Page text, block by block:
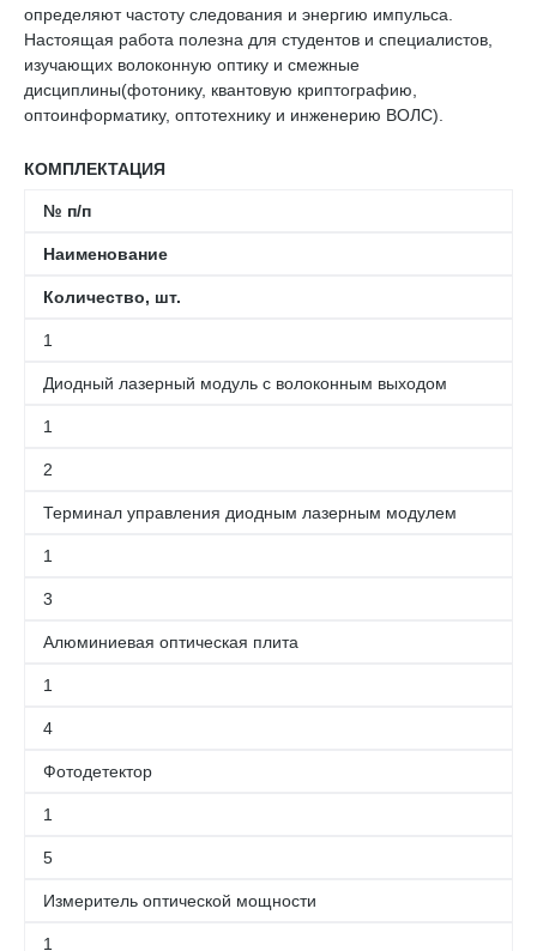
определяют частоту следования и энергию импульса.
Настоящая работа полезна для студентов и специалистов,
изучающих волоконную оптику и смежные
дисциплины(фотонику, квантовую криптографию,
оптоинформатику, оптотехнику и инженерию ВОЛС).
КОМПЛЕКТАЦИЯ
№ п/п
Наименование
Количество, шт.
1
Диодный лазерный модуль с волоконным выходом
1
2
Терминал управления диодным лазерным модулем
1
3
Алюминиевая оптическая плита
1
4
Фотодетектор
1
5
Измеритель оптической мощности
1